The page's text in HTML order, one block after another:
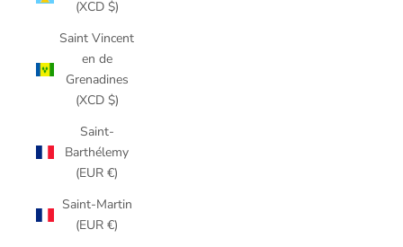
(XCD $)
Saint Vincent
en de
Grenadines
(XCD $)
Saint-
Barthélemy
(EUR €)
Saint-Martin
(EUR €)